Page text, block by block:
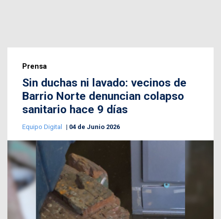
Prensa
Sin duchas ni lavado: vecinos de
Barrio Norte denuncian colapso
sanitario hace 9 días
Equipo Digital 04 de Junio 2026